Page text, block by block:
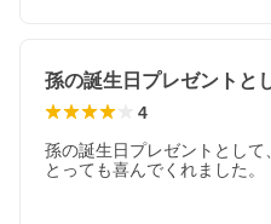
4
孫の誕生日プレゼントとして